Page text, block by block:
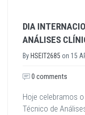
DIA
ANÁLISES
By HSEIT2685 on 15
0 comments
Hoje celebramos
Técnico de